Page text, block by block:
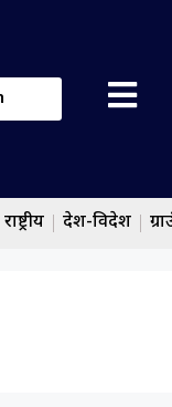
राष्ट्रीय देश-विदेश